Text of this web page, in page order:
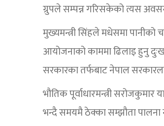
ग्रुपले सम्पन्न गरिसकेको त्यस
मुख्यमन्त्री सिंहले मधेसमा पानीको
आयोजनाको काममा ढिलाइ हुनु
सरकारका तर्फबाट नेपाल
भौतिक पूर्वाधारमन्त्री
भन्दै समयमै ठेक्का सम्झौता पालना